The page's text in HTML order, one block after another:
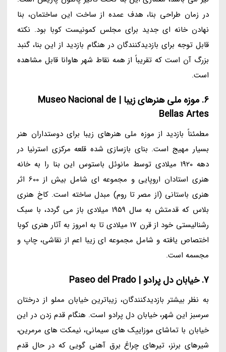
در زمان طراحی بنا، هدف عمده از ساخت این ساختمان، بنا
نهادن خانه ای جدید برای مجلس کمونیست کوبا بود. نکته
قابل توجه برای بازدیدکنندگان در هنگام بازدید از این بنا، گنبد
بزرگ آن است که تقریباً از همه نقاط شهر هاوانا قابل مشاهده
است.
6. موزه ملی هنرهای زیبا | Museo Nacional de
Bellas Artes
مطمئناً بازدید از موزه ملی هنرهای زیبا برای دوستداران هنر
بسیار مهیج است. بنای بازسازی شده قلعه مرکزی استرنیا در
دهه 1920 میلادی توسط مانوئل باستوس این بنا را به خانه
هنری استادان اروپایی و مجموعه ای شامل بیش از 600 اثر
هنری باستانی (از مصر تا روم) مبدل ساخته است. کاخ هنری
بلاس که قدمتش به سال 1959 میلادی باز می گردد، با سبک
رشنالیستی خود از قرن 17 میلادی تا به امروز به آثار هنری کوبا
اختصاص یافته و شامل مجموعه ای زیبا اعم از نقاشی، چاپ و
مجسمه است.
7. خیابان دل پرادو | Paseo del Prado
به نظر بیشتر بازدیدکنندگان، زیباترین خیابان مملو از درختان
سرسبز این شهر، خیابان دل پرادو است. هنگام قدم زدن در این
خیابان با تماشای موزاییک های سیمانی، نیمکت های مرمرین،
شیرهای برنز، تیرهای چراغ برق آهنی گویی که در حال قدم